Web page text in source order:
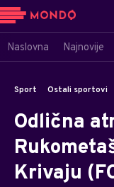
Naslovna Najnovije
Sport Ostali sportovi
Odlična
Krivaju